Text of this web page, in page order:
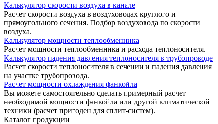
Калькулятор скорости воздуха в канале
Расчет скорости воздуха в воздуховодах круглого и
прямоугольного сечения. Подбор воздуховода по скорости
воздуха.
Калькулятор мощности теплообменника
Расчет мощности теплообменника и расхода теплоносителя.
Калькулятор падения давления теплоносителя в трубопроводе
Расчет скорости теплоносителя в сечении и падения давления
на участке трубопровода.
Расчет мощности охлаждения фанкойла
Вы можете самостоятельно сделать примерный расчет
необходимой мощности фанкойла или другой климатической
техники (расчет пригоден для сплит-систем).
Каталог продукции